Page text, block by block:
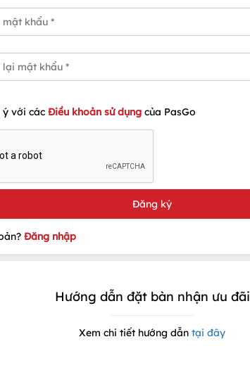
ý với các Điều khoản sử dụng của PasGo
Đăng nhập
Hướng dẫn đặt bàn nhận ưu đãi
Xem chi tiết hướng dẫn tại đây